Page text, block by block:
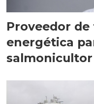
Proveedor
energética